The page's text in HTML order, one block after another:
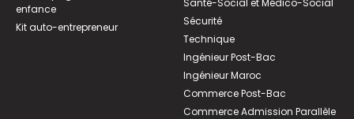
enfance
Kit auto-entrepreneur
Sécurité
Technique
Ingénieur Post-Bac
Ingénieur Maroc
Commerce Post-Bac
Commerce Admission Parallèle